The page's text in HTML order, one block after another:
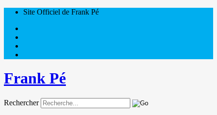
Site Officiel de Frank Pé
Frank Pé
Rechercher